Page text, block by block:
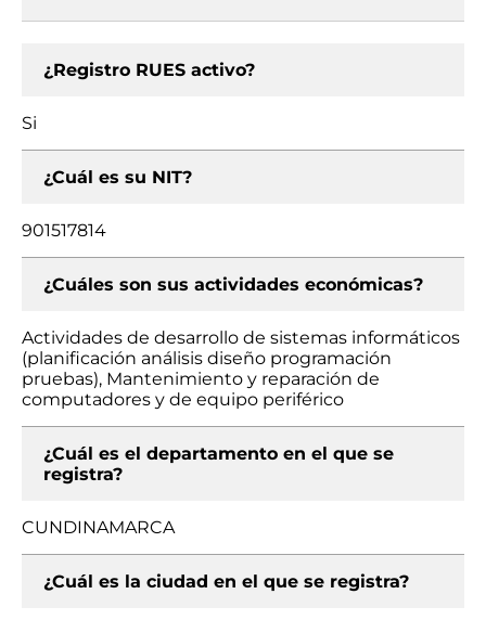
¿Registro RUES activo?
Si
¿Cuál es su NIT?
901517814
¿Cuáles son sus actividades económicas?
Actividades de desarrollo de sistemas informáticos
(planificación análisis diseño programación
pruebas), Mantenimiento y reparación de
computadores y de equipo periférico
¿Cuál es el departamento en el que se
registra?
CUNDINAMARCA
¿Cuál es la ciudad en el que se registra?